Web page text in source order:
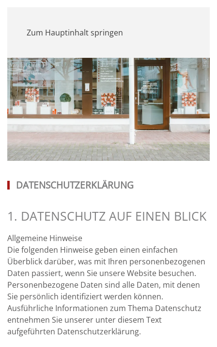
Zum Hauptinhalt springen
DATENSCHUTZERKLÄRUNG
1. DATENSCHUTZ AUF EINEN BLICK
Allgemeine Hinweise
Die folgenden Hinweise geben einen einfachen
Überblick darüber, was mit Ihren personenbezogenen
Daten passiert, wenn Sie unsere Website besuchen.
Personenbezogene Daten sind alle Daten, mit denen
Sie persönlich identifiziert werden können.
Ausführliche Informationen zum Thema Datenschutz
entnehmen Sie unserer unter diesem Text
aufgeführten Datenschutzerklärung.